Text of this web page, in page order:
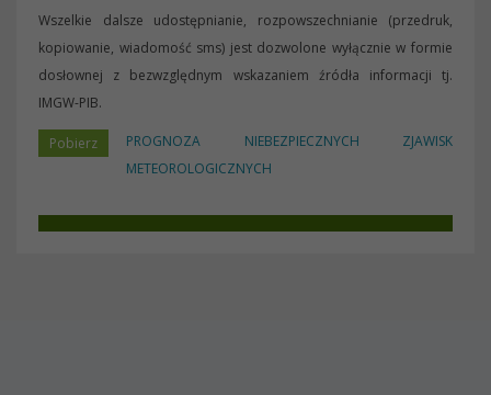
Wszelkie dalsze udostępnianie, rozpowszechnianie (przedruk,
kopiowanie, wiadomość sms) jest dozwolone wyłącznie w formie
dosłownej z bezwzględnym wskazaniem źródła informacji tj.
IMGW-PIB.
PROGNOZA NIEBEZPIECZNYCH ZJAWISK
METEOROLOGICZNYCH